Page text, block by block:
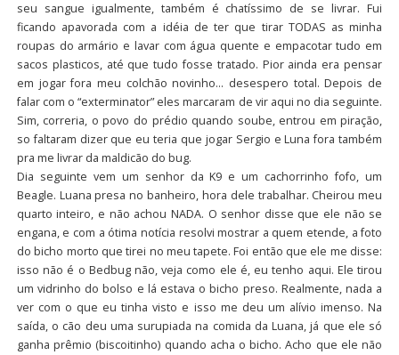
seu sangue igualmente, também é chatíssimo de se livrar. Fui
ficando apavorada com a idéia de ter que tirar TODAS as minha
roupas do armário e lavar com água quente e empacotar tudo em
sacos plasticos, até que tudo fosse tratado. Pior ainda era pensar
em jogar fora meu colchão novinho… desespero total. Depois de
falar com o “exterminator” eles marcaram de vir aqui no dia seguinte.
Sim, correria, o povo do prédio quando soube, entrou em piração,
so faltaram dizer que eu teria que jogar Sergio e Luna fora também
pra me livrar da maldicão do bug.
Dia seguinte vem um senhor da K9 e um cachorrinho fofo, um
Beagle. Luana presa no banheiro, hora dele trabalhar. Cheirou meu
quarto inteiro, e não achou NADA. O senhor disse que ele não se
engana, e com a ótima notícia resolvi mostrar a quem etende, a foto
do bicho morto que tirei no meu tapete. Foi então que ele me disse:
isso não é o Bedbug não, veja como ele é, eu tenho aqui. Ele tirou
um vidrinho do bolso e lá estava o bicho preso. Realmente, nada a
ver com o que eu tinha visto e isso me deu um alívio imenso. Na
saída, o cão deu uma surupiada na comida da Luana, já que ele só
ganha prêmio (biscoitinho) quando acha o bicho. Acho que ele não